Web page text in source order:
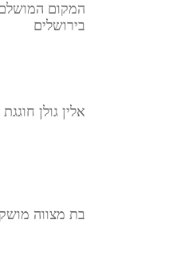
המקום
בירושלים
אלין גולן
בת מצווה